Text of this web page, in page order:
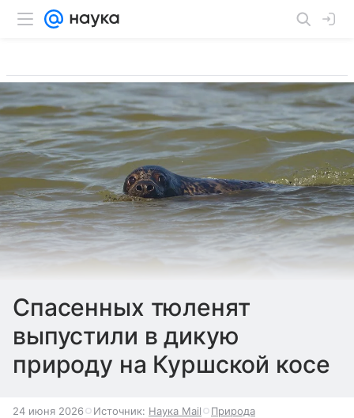
Спасенных тюленят
выпустили в дикую
природу на Куршской косе
24 июня 2026 Источник: Наука Mail Природа